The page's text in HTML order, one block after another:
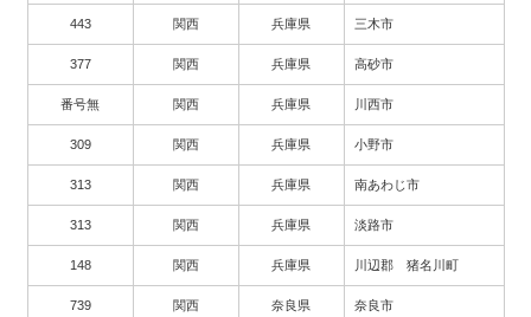
443 関西 兵庫県 三木市
377 関西 兵庫県 高砂市
番号無 関西 兵庫県 川西市
309 関西 兵庫県 小野市
313 関西 兵庫県 南あわじ市
313 関西 兵庫県 淡路市
148 関西 兵庫県 川辺郡 猪名川町
739 関西 奈良県 奈良市